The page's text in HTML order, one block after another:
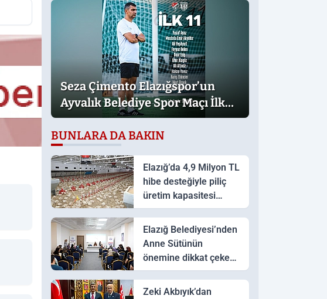
Seza Çimento Elazığspor’un
Ayvalık Belediye Spor Maçı İlk
11’i belli oldu
BUNLARA DA BAKIN
Elazığ’da 4,9 Milyon TL
hibe desteğiyle piliç
üretim kapasitesi
artırıldı
Elazığ Belediyesi’nden
Anne Sütünün
önemine dikkat çeken
Seminer
Zeki Akbıyık’dan